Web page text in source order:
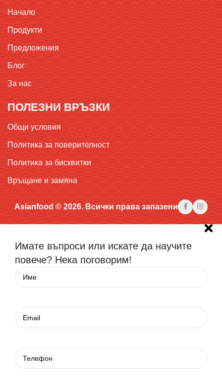
Начало
Продукти
Предложения
Блог
За нас
ПОЛЕЗНИ ВРЪЗКИ
Общи условия
Политика за поверителност
Политика за бисквитки
Връщане и замяна
Asianfood © 2026. Всички права запазени
Имате въпроси или искате да научите
повече? Нека поговорим!